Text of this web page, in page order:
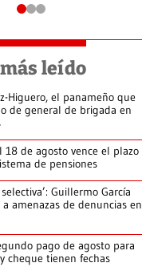
leído
Higuero, el panameño que
de general de brigada en
18 de agosto vence el plazo
de pensiones
Guillermo García
a amenazas de denuncias en
pago de agosto para
cheque tienen fechas